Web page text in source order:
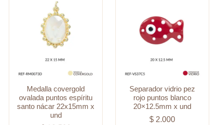
Medalla covergold
ovalada puntos espíritu
santo nácar 22x15mm x
und
Separador vidrio pez
rojo puntos blanco
20×12.5mm x und
$ 2.000